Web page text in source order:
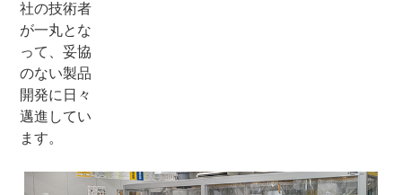
社の技術者
が一丸とな
って、妥協
のない製品
開発に日々
邁進してい
ます。